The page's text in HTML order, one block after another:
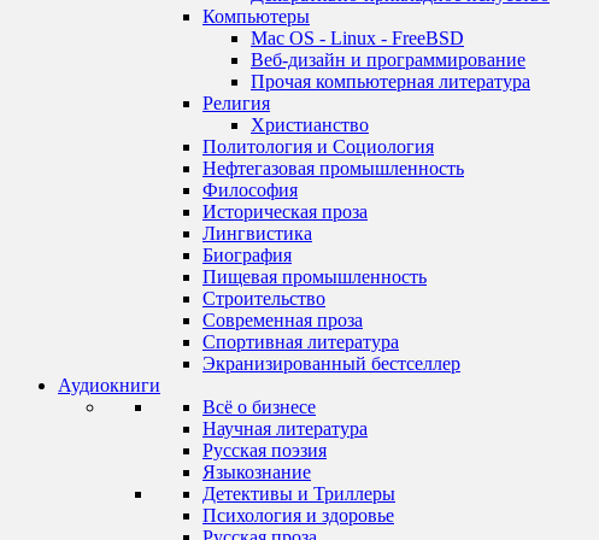
Компьютеры
Mac OS - Linux - FreeBSD
Веб-дизайн и программирование
Прочая компьютерная литература
Религия
Христианство
Политология и Социология
Нефтегазовая промышленность
Философия
Историческая проза
Лингвистика
Биография
Пищевая промышленность
Строительство
Современная проза
Спортивная литература
Экранизированный бестселлер
Аудиокниги
Всё о бизнесе
Научная литература
Русская поэзия
Языкознание
Детективы и Триллеры
Психология и здоровье